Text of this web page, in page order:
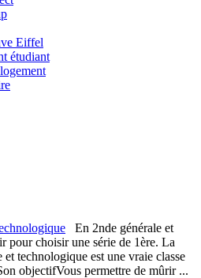
Eiffel
étudiant
En 2nde générale et
pour choisir une série de 1ère. La
et technologique est une vraie classe
objectifVous permettre de mûrir ...